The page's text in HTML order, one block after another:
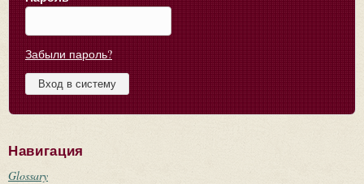
Забыли пароль?
Навигация
Glossary